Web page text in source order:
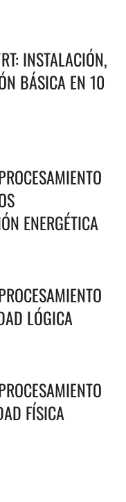
INSTALACIÓN,
BÁSICA EN 10
ENERGÉTICA
LÓGICA
FÍSICA